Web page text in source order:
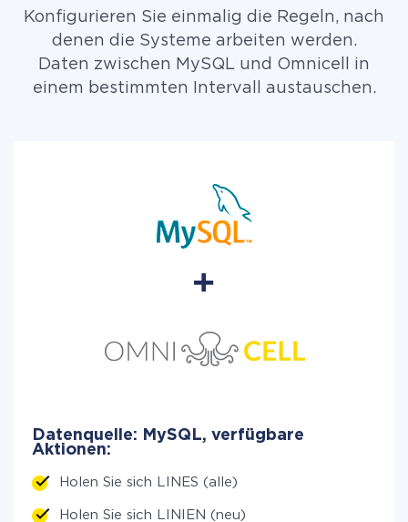
Konfigurieren Sie einmalig die Regeln, nach
denen die Systeme arbeiten werden.
Daten zwischen MySQL und Omnicell in
einem bestimmten Intervall austauschen.
Datenquelle: MySQL, verfügbare
Aktionen:
Holen Sie sich LINES (alle)
Holen Sie sich LINIEN (neu)